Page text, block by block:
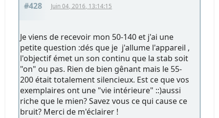
#428 Juin 04, 2016, 13:14:15
Je viens de recevoir mon 50-140 et j'ai une
petite question :dés que je j'allume l'appareil ,
l'objectif émet un son continu que la stab soit
"on" ou pas. Rien de bien gênant mais le 55-
200 était totalement silencieux. Est ce que vos
exemplaires ont une "vie intérieure" ::)aussi
riche que le mien? Savez vous ce qui cause ce
bruit? Merci de m'éclairer !